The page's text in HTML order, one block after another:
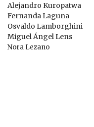
Alejandro Kuropatwa
Fernanda Laguna
Osvaldo Lamborghini
Miguel Ángel Lens
Nora Lezano